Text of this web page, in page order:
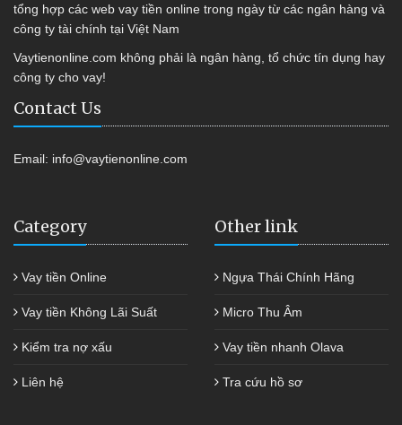
tổng hợp các web vay tiền online trong ngày từ các ngân hàng và
công ty tài chính tại Việt Nam
Vaytienonline.com không phải là ngân hàng, tổ chức tín dụng hay
công ty cho vay!
Contact Us
Email: info@vaytienonline.com
Category
Vay tiền Online
Vay tiền Không Lãi Suất
Kiểm tra nợ xấu
Liên hệ
Other link
Ngựa Thái Chính Hãng
Micro Thu Âm
Vay tiền nhanh Olava
Tra cứu hồ sơ